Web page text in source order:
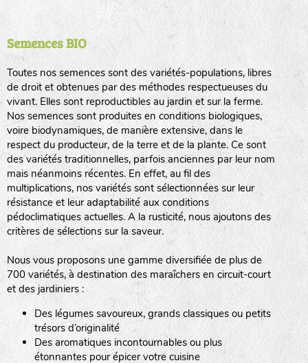
Semences BIO
Toutes nos semences sont des variétés-populations, libres
de droit et obtenues par des méthodes respectueuses du
vivant. Elles sont reproductibles au jardin et sur la ferme.
Nos semences sont produites en conditions biologiques,
voire biodynamiques, de manière extensive, dans le
respect du producteur, de la terre et de la plante. Ce sont
des variétés traditionnelles, parfois anciennes par leur nom
mais néanmoins récentes. En effet, au fil des
multiplications, nos variétés sont sélectionnées sur leur
résistance et leur adaptabilité aux conditions
pédoclimatiques actuelles. A la rusticité, nous ajoutons des
critères de sélections sur la saveur.
Nous vous proposons une gamme diversifiée de plus de
700 variétés, à destination des maraîchers en circuit-court
et des jardiniers :
Des légumes savoureux, grands classiques ou petits
trésors d’originalité
Des aromatiques incontournables ou plus
étonnantes pour épicer votre cuisine
haies
zone sauvage
tas de compost